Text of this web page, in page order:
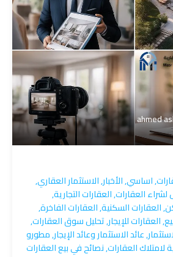
ahmed
,اساسي,الأخبار,الاستثمار العقاري,
لشراء العقارات,العقارات التجارية,
,العقارات السكنية,العقارات الفاخرة,
,العقارات للإيجار,تحليل سوق العقارات,
,عائد الاستثمار وعائد الإيجار,مطورو
لامتلاك العقارات,نصائح في بيع العقارات